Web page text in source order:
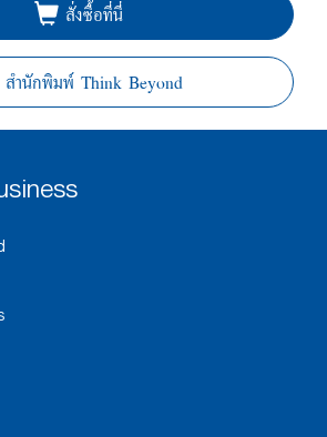
สั่งซื้อที่นี่
สำนักพิมพ์ Think Beyond